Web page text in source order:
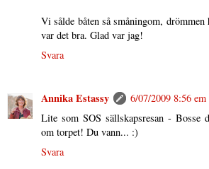
Vi sålde båten så småningom, drömmen
var det bra. Glad var jag!
Svara
Annika Estassy
6/07/2009 8:56 em
Lite som SOS sällskapsresan - Bosse
om torpet! Du vann... :)
Svara